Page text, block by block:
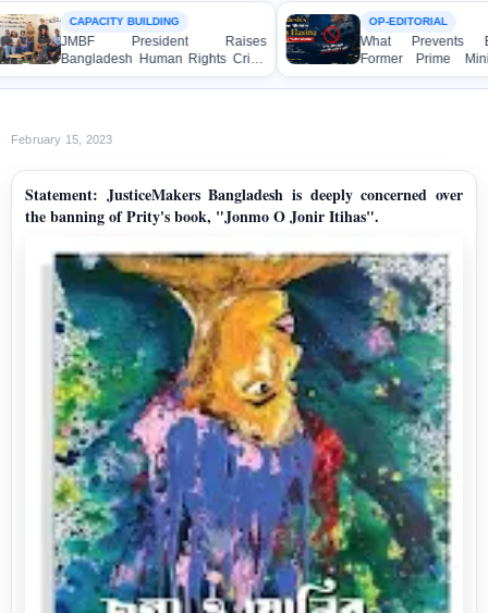
CAPACITY BUILDING
JMBF President Raises
Bangladesh Human Rights Crisis
with Enabel CEO in Brussels
OP-EDITORIAL
What Prevents
Former Prime
Hasina from
Media?
February 15, 2023
Statement: JusticeMakers Bangladesh is deeply concerned over
the banning of Prity's book, "Jonmo O Jonir Itihas".